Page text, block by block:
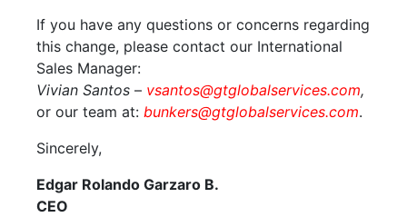
If you have any questions or concerns regarding
this change, please contact our International
Sales Manager:
Vivian Santos – vsantos@gtglobalservices.com,
or our team at: bunkers@gtglobalservices.com.
Sincerely,
Edgar Rolando Garzaro B.
CEO